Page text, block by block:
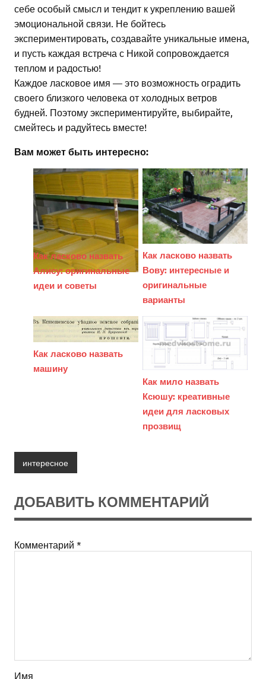
себе особый смысл и тендит к укреплению вашей
эмоциональной связи. Не бойтесь
экспериментировать, создавайте уникальные имена,
и пусть каждая встреча с Никой сопровождается
теплом и радостью!
Каждое ласковое имя — это возможность оградить
своего близкого человека от холодных ветров
будней. Поэтому экспериментируйте, выбирайте,
смейтесь и радуйтесь вместе!
Вам может быть интересно:
Как ласково назвать
Алису: оригинальные
идеи и советы
Как ласково назвать
Вову: интересные и
оригинальные
варианты
Как ласково назвать
машину
Как мило назвать
Ксюшу: креативные
идеи для ласковых
прозвищ
интересное
ДОБАВИТЬ КОММЕНТАРИЙ
Комментарий *
Имя